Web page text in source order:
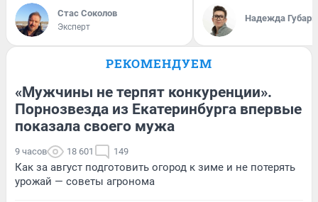
Стас Соколов
Эксперт
Надежда Губарь
РЕКОМЕНДУЕМ
«Мужчины не терпят конкуренции».
Порнозвезда из Екатеринбурга впервые
показала своего мужа
9 часов 18 601 149
Как за август подготовить огород к зиме и не потерять
урожай — советы агронома